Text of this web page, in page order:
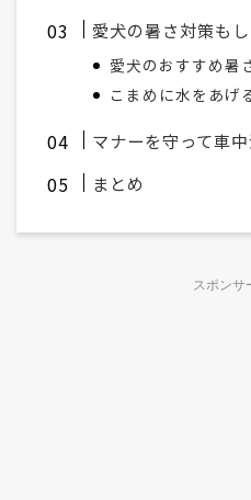
愛犬の暑さ対策も
愛犬のおすすめ暑
こまめに水をあげ
マナーを守って車
まとめ
スポンサ